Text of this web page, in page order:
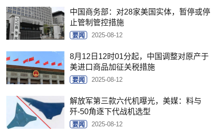
中国商务部：对28家美国实体，暂停或停
止管制管控措施
要闻 2025-08-12
8月12日12时01分起，中国调整对原产于
美进口商品加征关税措施
要闻 2025-08-12
解放军第三款六代机曝光，美媒：料与
歼-50角逐下代战机选型
要闻 2025-08-12